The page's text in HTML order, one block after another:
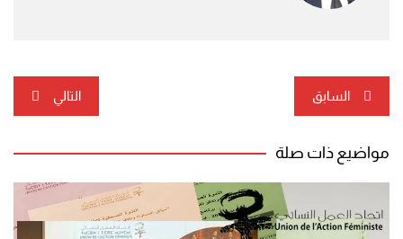
تصفّح
المقالات
السابق التالي
مواضيع ذات صلة